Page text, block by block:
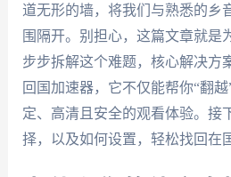
道无形的墙，将我们与熟悉的乡
围隔开。别担心，这篇文章就是
步步拆解这个难题，核心解决方
回国加速器，它不仅能帮你“翻
定、高清且安全的观看体验。接
择，以及如何设置，轻松找回在